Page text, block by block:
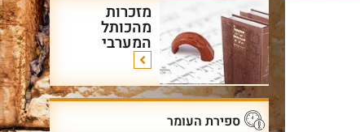
מזכרות
מהכותל
המערבי
ספירת העומר